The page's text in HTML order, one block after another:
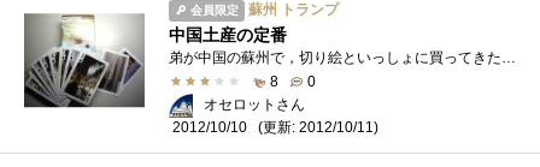
会員限定 蘇州 トランプ
中国土産の定番
弟が中国の蘇州で，切り絵といっしょに買ってきたトランプです．路上の物売りから数十円で買ったもので，一枚一枚に蘇州の異なる風景写真，�...
8
0
オセロットさん
2012/10/10
(更新: 2012/10/11)